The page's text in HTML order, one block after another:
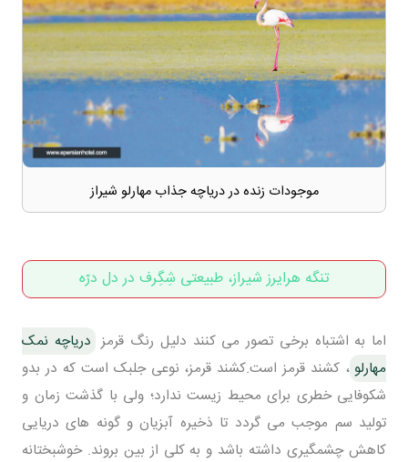
موجودات زنده در دریاچه جذاب مهارلو شیراز
تنگه هرایرز شیراز، طبیعتی شِگِرف در دل درّه
اما به اشتباه برخی تصور می کنند دلیل رنگ قرمز دریاچه نمک
مهارلو ، کشند قرمز است.کشند قرمز، نوعی جلبک است که در بدو
شکوفایی خطری برای محیط زیست ندارد؛ ولی با گذشت زمان و
تولید سم موجب می گردد تا ذخیره آبزیان و گونه های دریایی
کاهش چشمگیری داشته باشد و به کلی از بین بروند. خوشبختانه